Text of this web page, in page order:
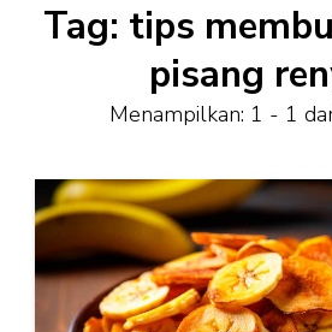
Tag: tips
pisang
Menampilkan: 1 - 1